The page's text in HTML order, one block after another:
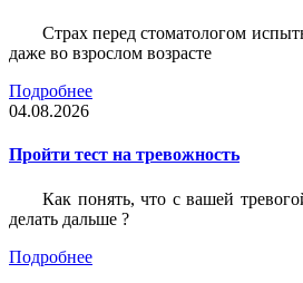
Страх перед стоматологом
даже во взрослом возрасте
Подробнее
04.08.2026
Пройти тест на тревожность
Как понять, что с вашей
делать дальше ?
Подробнее